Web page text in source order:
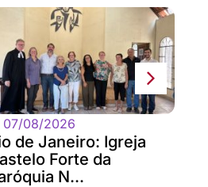
07/08/2026
de Janeiro: Igreja
Forte da
N...